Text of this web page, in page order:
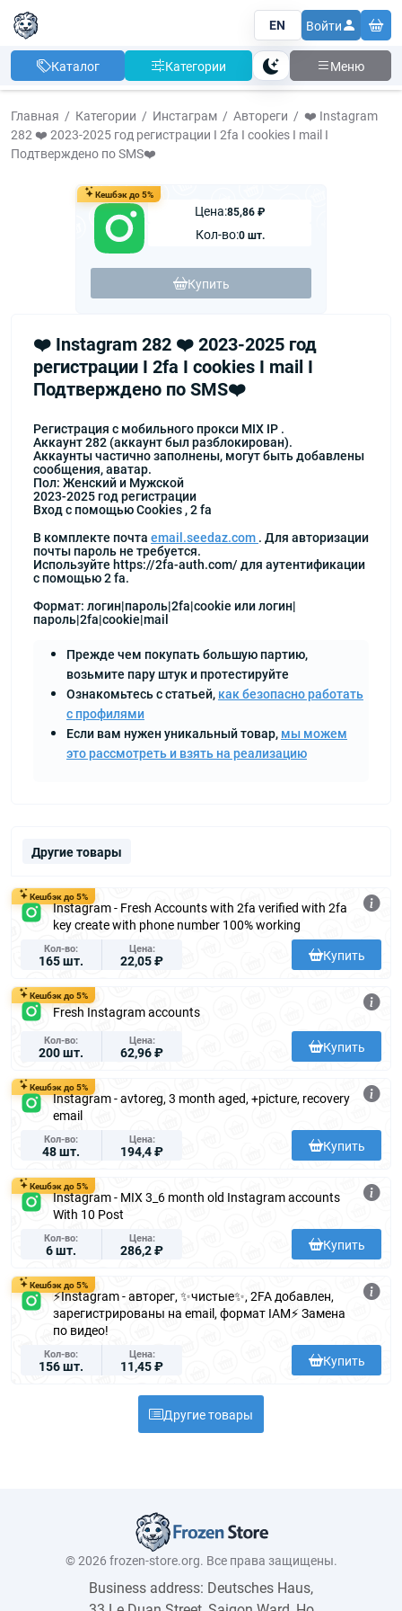
EN Войти
Каталог Категории Тема Меню
Главная Категории Инстаграм Автореги
❤️ Instagram
282 ❤️ 2023-2025 год регистрации I 2fa I cookies I mail I
Подтверждено по SMS❤️
Кешбэк до 5%
Цена:85,86 ₽
Кол-во:0 шт.
Купить
❤️ Instagram 282 ❤️ 2023-2025 год
регистрации I 2fa I cookies I mail I
Подтверждено по SMS❤️
Регистрация с мобильного прокси MIX IP .
Аккаунт 282 (аккаунт был разблокирован).
Аккаунты частично заполнены, могут быть добавлены
сообщения, аватар.
Пол: Женский и Мужской
2023-2025 год регистрации
Вход с помощью Cookies , 2 fa
В комплекте почта email.seedaz.com . Для авторизации
почты пароль не требуется.
Используйте https://2fa-auth.com/ для аутентификации
с помощью 2 fa.
Формат: логин|пароль|2fa|cookie или логин|
пароль|2fa|cookie|mail
Прежде чем покупать большую партию,
возьмите пару штук и протестируйте
Ознакомьтесь с статьей, как безопасно работать
с профилями
Если вам нужен уникальный товар, мы можем
это рассмотреть и взять на реализацию
Другие товары
Кешбэк до 5%
Instagram - Fresh Accounts with 2fa verified with 2fa
key create with phone number 100% working
Кол-во
165 шт.
Цена
22,05 ₽ Купить
Кешбэк до 5%
Fresh Instagram accounts
Кол-во
200 шт.
Цена
62,96 ₽ Купить
Кешбэк до 5%
Instagram - avtoreg, 3 month aged, +picture, recovery
email
Кол-во
48 шт.
Цена
194,4 ₽ Купить
Кешбэк до 5%
Instagram - MIX 3_6 month old Instagram accounts
With 10 Post
Кол-во
6 шт.
Цена
286,2 ₽ Купить
Кешбэк до 5%
⚡️Instagram - авторег, ✨чистые✨, 2FA добавлен,
зарегистрированы на email, формат IAM⚡️ Замена
по видео!
Кол-во
156 шт.
Цена
11,45 ₽ Купить
Другие товары
© 2026 frozen-store.org. Все права защищены.
Business address: Deutsches Haus,